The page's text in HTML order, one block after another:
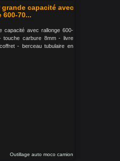
capacité avec
600-70...
capacité avec rallonge 600-
touche carbure 8mm - livre
- berceau tubulaire en
Outillage auto moco camion